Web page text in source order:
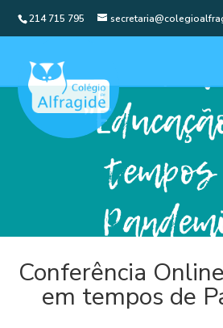
214 715 795
Conferência
em tempos de